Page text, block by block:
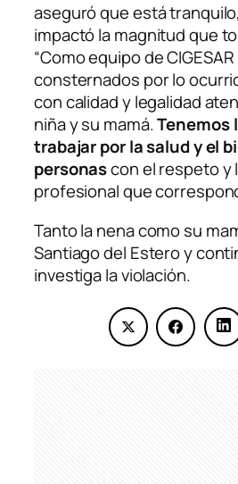
aseguró que está
impactó la magnitud que
“Como equipo de
consternados por lo
con calidad y legalidad
niña y su mamá.Tenemos
trabajar por la salud y el
personascon el respeto y
profesional que
Tanto la nena como su
Santiago del Estero y
investiga la violación.